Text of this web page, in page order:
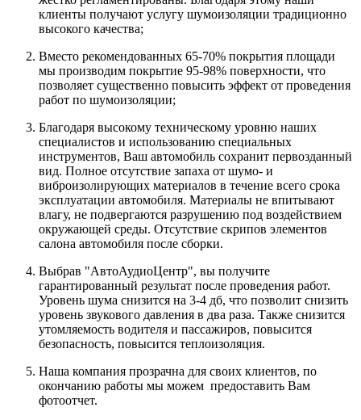
клиенты получают услугу шумоизоляции традиционно
высокого качества;
Вместо рекомендованных 65-70% покрытия площади
мы производим покрытие 95-98% поверхности, что
позволяет существенно повысить эффект от проведения
работ по шумоизоляции;
Благодаря высокому техническому уровню наших
специалистов и использованию специальных
инструментов, Ваш автомобиль сохранит первозданный
вид. Полное отсутствие запаха от шумо- и
виброизолирующих материалов в течение всего срока
эксплуатации автомобиля. Материалы не впитывают
влагу, не подвергаются разрушению под воздействием
окружающей среды. Отсутствие скрипов элементов
салона автомобиля после сборки.
Выбрав "АвтоАудиоЦентр", вы получите
гарантированный результат после проведения работ.
Уровень шума снизится на 3-4 дб, что позволит снизить
уровень звукового давления в два раза. Также снизится
утомляемость водителя и пассажиров, повысится
безопасность, повысится теплоизоляция.
Наша компания прозрачна для своих клиентов, по
окончанию работы мы можем предоставить Вам
фотоотчет.